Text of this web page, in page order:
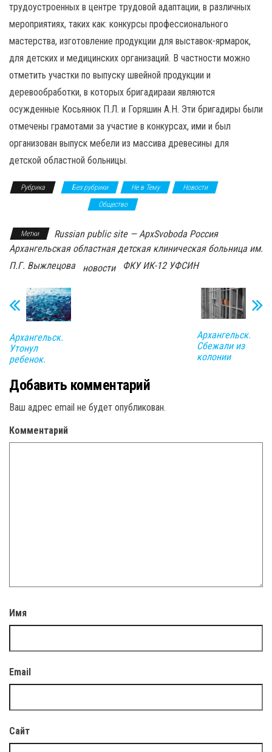
трудоустроенных в центре трудовой адаптации, в различных
мероприятиях, таких как: конкурсы профессионального
мастерства, изготовление продукции для выставок-ярмарок,
для детских и медицинских организаций. В частности можно
отметить участки по выпуску швейной продукции и
деревообработки, в которых бригадирааи являются
осужденные Косьянюк П.Л. и Горяшин А.Н. Эти бригадиры были
отмечены грамотами за участие в конкурсах, ими и был
организован выпуск мебели из массива древесины для
детской областной больницы.
Рубрика Без рубрики Не в Тему
Новости
Общество
Метки
Russian public site — ApxSvoboda Россия
Архангельская областная детская клиническая больница им.
П.Г. Выжлецова
новости ФКУ ИК-12 УФСИН
Архангельск.
Утонул
ребенок.
Архангельск.
Сбежали из
колонии
Добавить комментарий
Ваш адрес email не будет опубликован.
Комментарий
Имя
Email
Сайт